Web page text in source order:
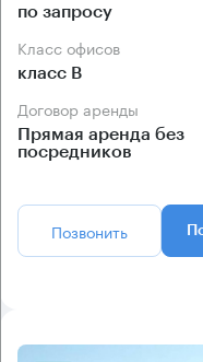
по запросу
Класс офисов
класс B
Договор аренды
Прямая аренда без
посредников
Позвонить